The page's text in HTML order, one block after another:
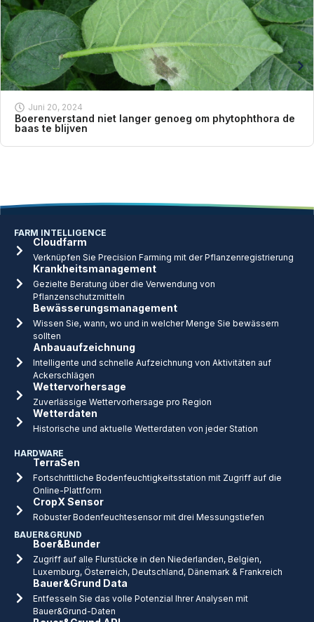
Juni 20, 2024
Boerenverstand niet langer genoeg om phytophthora de
baas te blijven
FARM INTELLIGENCE
Cloudfarm
Verknüpfen Sie Precision Farming mit der Pflanzenregistrierung
Krankheitsmanagement
Gezielte Beratung über die Verwendung von
Pflanzenschutzmitteln
Bewässerungsmanagement
Wissen Sie, wann, wo und in welcher Menge Sie bewässern
sollten
Anbauaufzeichnung
Intelligente und schnelle Aufzeichnung von Aktivitäten auf
Ackerschlägen
Wettervorhersage
Zuverlässige Wettervorhersage pro Region
Wetterdaten
Historische und aktuelle Wetterdaten von jeder Station
HARDWARE
TerraSen
Fortschrittliche Bodenfeuchtigkeitsstation mit Zugriff auf die
Online-Plattform
CropX Sensor
Robuster Bodenfeuchtesensor mit drei Messungstiefen
BAUER&GRUND
Boer&Bunder
Zugriff auf alle Flurstücke in den Niederlanden, Belgien,
Luxemburg, Österreich, Deutschland, Dänemark & Frankreich
Bauer&Grund Data
Entfesseln Sie das volle Potenzial Ihrer Analysen mit
Bauer&Grund-Daten